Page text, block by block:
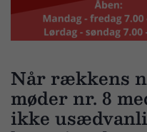
Når rækkens
møder nr. 8
ikke